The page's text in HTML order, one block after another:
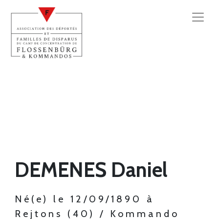
DEMENES Daniel
Né(e) le 12/09/1890 à
Rejtons (40) / Kommando